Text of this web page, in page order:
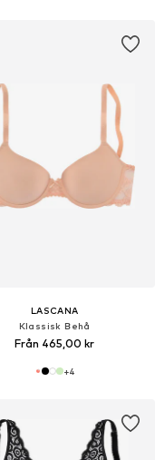
LASCANA
Klassisk Behå
Från 465,00 kr
+4